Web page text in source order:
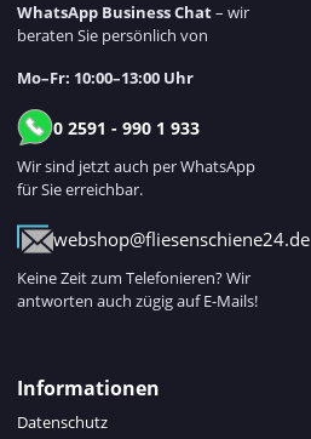
WhatsApp Business Chat– wir
beraten Sie persönlich von
Mo–Fr: 10:00–13:00 Uhr
0 2591 - 990 1 933
Wir sind jetzt auch per WhatsApp
für Sie erreichbar.
webshop@fliesenschiene24.de
Keine Zeit zum Telefonieren? Wir
antworten auch zügig auf E-Mails!
Informationen
Datenschutz